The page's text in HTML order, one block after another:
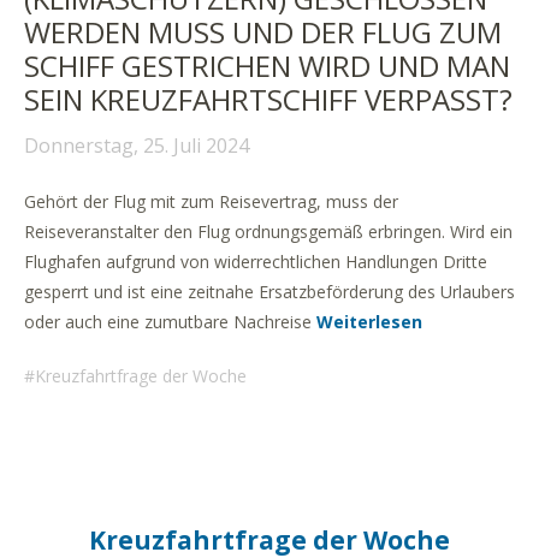
WERDEN MUSS UND DER FLUG ZUM
SCHIFF GESTRICHEN WIRD UND MAN
SEIN KREUZFAHRTSCHIFF VERPASST?
Donnerstag, 25. Juli 2024
Gehört der Flug mit zum Reisevertrag, muss der
Reiseveranstalter den Flug ordnungsgemäß erbringen. Wird ein
Flughafen aufgrund von widerrechtlichen Handlungen Dritte
gesperrt und ist eine zeitnahe Ersatzbeförderung des Urlaubers
oder auch eine zumutbare Nachreise Weiterlesen
Kreuzfahrtfrage der Woche
Kreuzfahrtfrage der Woche